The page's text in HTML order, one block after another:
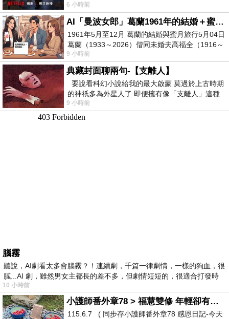
天的風刮得很熱 夜遊消暑熱。。。
6 小時前
AI「曼波女郎」葛蘭1961年的結婚＋蜜月旅行 #戀上老電影 #葛蘭 #粟子
1961年5月至12月 葛蘭的結婚與蜜月旅行5月04日
葛蘭（1933～2026）偕同未婚夫高福全（1916～
2004）乘郵輪赴倫敦6月15日於英國倫敦St.S
9 小時前
典藏封面聊兩句-【支離人】
要說看科幻小說給我的最大啟蒙 莫過於上古時期
的神祇多為外星人了 即便擁有像「支離人」這種
驚世駭俗的神通法門 也未必讀
9 小時前
腦霧
聽說，AI劇看太多會腦霧？！連續劇，千篇一律劇情，一樣的狗血，很
膩...AI 劇，雖然男女主都長的差不多，但劇情短短的，很適合打發時
10 小時前
小護師番外章78 > 福慧雙修 年輕卻有個老靈魂 ㄑ金剛經〉podcast
115.6.7 ( 同步存小護師番外章78 感恩日記-今天